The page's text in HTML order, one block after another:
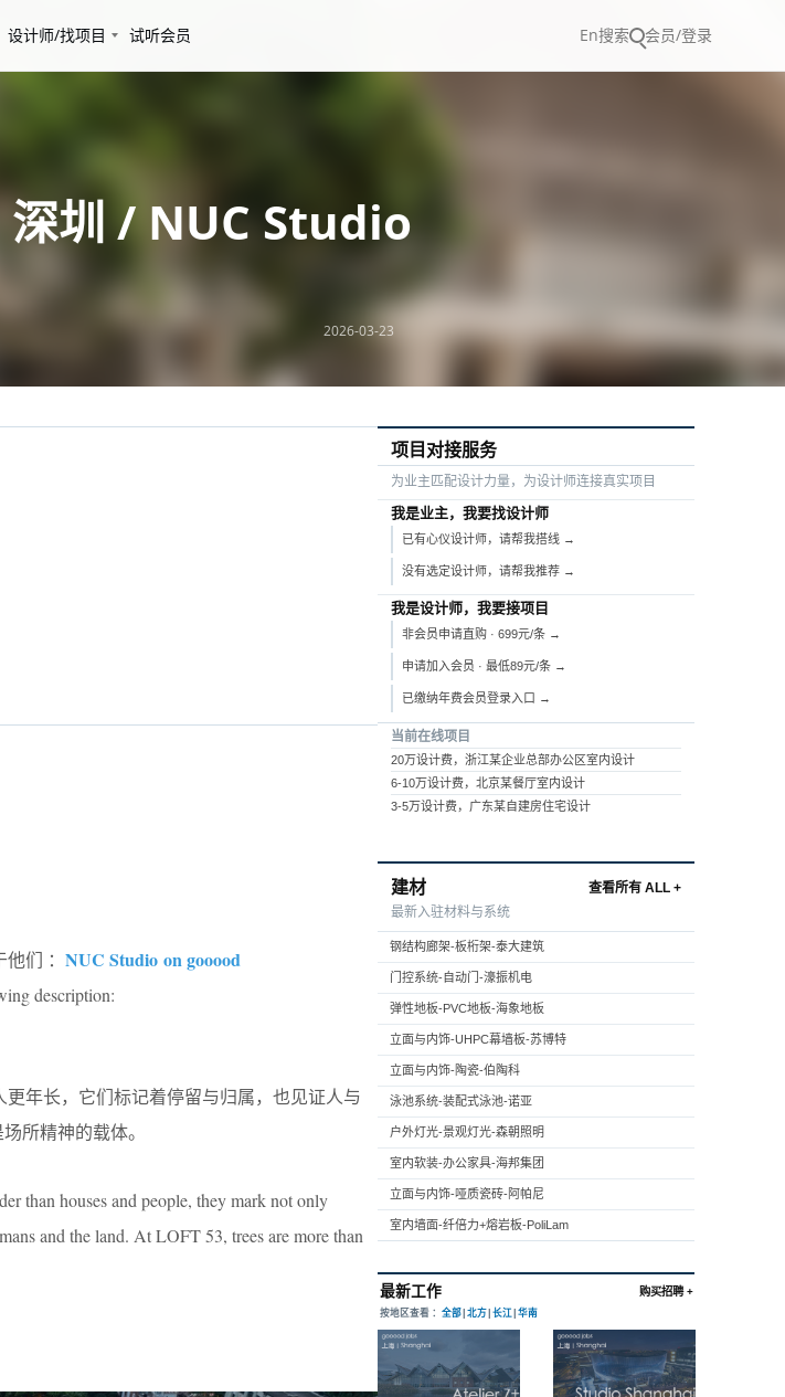
设计师/找项目 试听会员 En搜索 会员/登录
深圳 / NUC Studio
2026-03-23
们 ： NUC Studio on gooood
description:
年长，它们标记着停留与归属，也见证人与
所精神的载体。
than houses and people, they mark not only
and the land. At LOFT 53, trees are more than
项目对接服务
为业主匹配设计力量，为设计师连接真实项目
我是业主，我要找设计师
已有心仪设计师，请帮我搭线 →
没有选定设计师，请帮我推荐 →
我是设计师，我要接项目
非会员申请直购 · 699元/条 →
申请加入会员 · 最低89元/条 →
已缴纳年费会员登录入口 →
当前在线项目
20万设计费，浙江某企业总部办公区室内设计
6-10万设计费，北京某餐厅室内设计
3-5万设计费，广东某自建房住宅设计
建材
查看所有 ALL +
最新入驻材料与系统
钢结构廊架-板桁架-泰大建筑
门控系统-自动门-濠振机电
弹性地板-PVC地板-海象地板
立面与内饰-UHPC幕墙板-苏博特
立面与内饰-陶瓷-伯陶科
泳池系统-装配式泳池-诺亚
户外灯光-景观灯光-森朝照明
室内软装-办公家具-海邦集团
立面与内饰-哑质瓷砖-阿帕尼
室内墙面-纤倍力+熔岩板-PoliLam